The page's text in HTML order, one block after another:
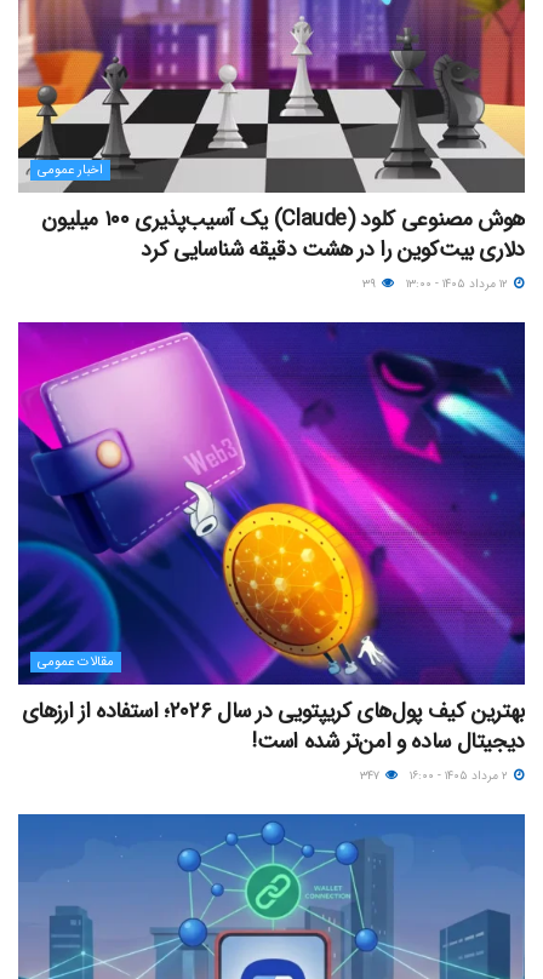
اخبار عمومی
هوش مصنوعی کلود (Claude) یک آسیب‌پذیری ۱۰۰ میلیون
دلاری بیت‌کوین را در هشت دقیقه شناسایی کرد
مقالات عمومی
بهترین کیف پول‌های کریپتویی در سال ۲۰۲۶؛ استفاده از ارزهای
دیجیتال ساده و امن‌تر شده است!